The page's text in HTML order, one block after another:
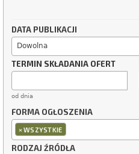
DATA PUBLIKACJI
Dowolna
TERMIN SKŁADANIA OFERT
od dnia
FORMA OGŁOSZENIA
×WSZYSTKIE
RODZAJ ŹRÓDŁA